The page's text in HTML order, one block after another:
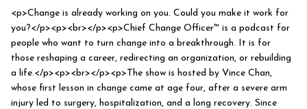
<p>Change is already working on you. Could you make it work for
you?</p><p><br></p><p>Chief Change Officer™ is a podcast for
people who want to turn change into a breakthrough. It is for
those reshaping a career, redirecting an organization, or rebuilding
a life.</p><p><br></p><p>The show is hosted by Vince Chan,
whose first lesson in change came at age four, after a severe arm
injury led to surgery, hospitalization, and a long recovery. Since